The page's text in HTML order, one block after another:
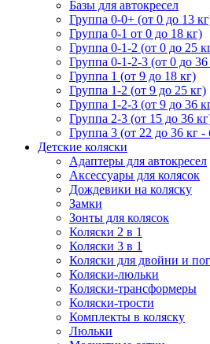
Базы для автокресел
Группа 0-0+ (от 0 до 13
Группа 0-1 от 0 до 18 кг)
Группа 0-1-2 (от 0 до 25
Группа 0-1-2-3 (от 0 до 36
Группа 1 (от 9 до 18 кг)
Группа 1-2 (от 9 до 25 кг)
Группа 1-2-3 (от 9 до 36
Группа 2-3 (от 15 до 36
Группа 3 (от 22 до 36 кг -
Детские коляски
Адаптеры для автокресел
Аксессуары для колясок
Дождевики на коляску
Замки
Зонты для колясок
Коляски 2 в 1
Коляски 3 в 1
Коляски для двойни и
Коляски-люльки
Коляски-трансформеры
Коляски-трости
Комплекты в коляску
Люльки